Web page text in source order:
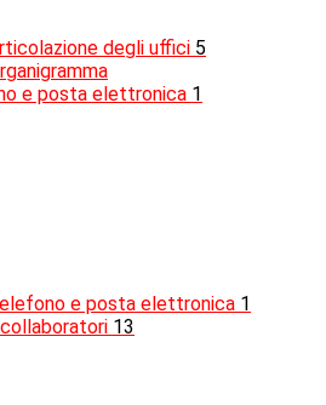
degli uffici 5
e posta elettronica 1
e posta elettronica 1
13